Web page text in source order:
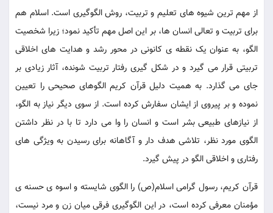
از مهم ترین شیوه های تعلیم و تربیت، روش الگوگیری است. اسلام هم
برای تربیت و تعالی انسان ها، بر این اصل مهم تأکید نمود؛ زیرا شخصیت
الگو، به عنوان یک نقطه ی کانونی در محور رشد و هدایت های اخلاقی
تربیتی قرار می گیرد و در شکل گیری رفتار تربیت شونده، آثار زیادی بر
جای می گذارد. به همیت دلیل قرآن کریم الگوهای صحیحی را تعیین
نموده و بر پیروی از ایشان سفارش کرده است. از سوی دیگر نیاز به الگو،
از نیازهای طبیعی بشر است و انسان را وا می دارد تا با در نظر داشتن
الگوی مورد نظر، تلاشی هدف دار و آگاهانه برای رسیدن به ویژگی های
رفتاری و اخلاقی الگو در پیش گیرد.
قرآن کریم، رسول گرامی اسلام(ص) را الگوی شایسته و اسوه ی حسنه ی
مؤمنان معرفی کرده است، در این الگوگیری فرقی میان زن و مرد نیست،